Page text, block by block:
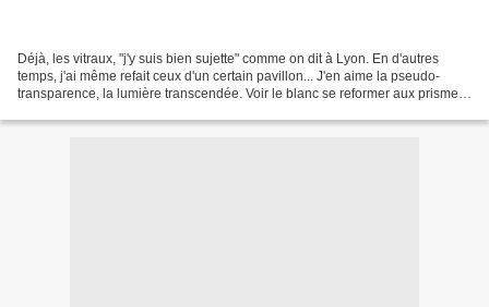
Déjà, les vitraux, "j'y suis bien sujette" comme on dit à Lyon. En d'autres
temps, j'ai même refait ceux d'un certain pavillon... J'en aime la pseudo-
transparence, la lumière transcendée. Voir le blanc se reformer aux prismes